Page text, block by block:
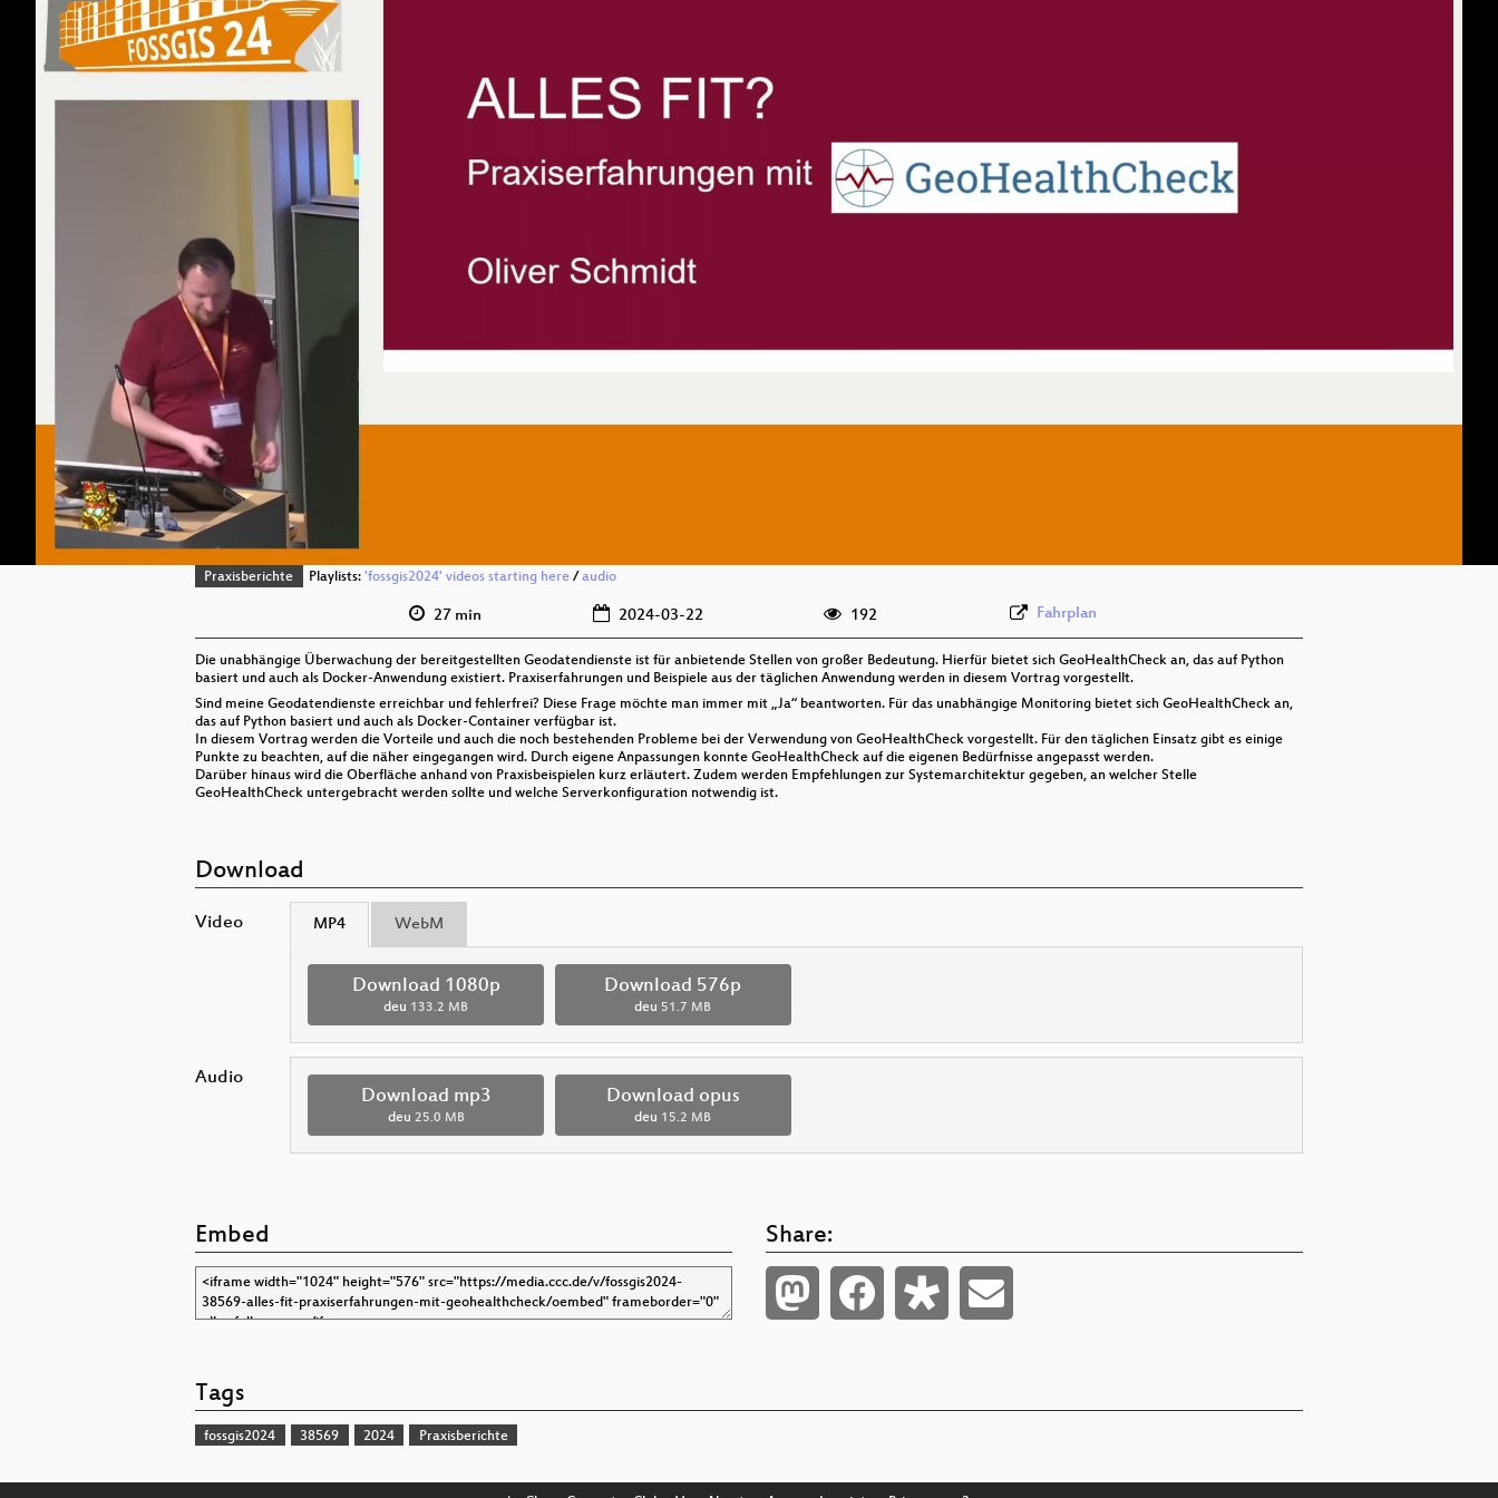
Praxisberichte Playlists: 'fossgis2024' videos starting here/ audio
27 min 2024-03-22 192 Fahrplan
Die unabhängige Überwachung der bereitgestellten Geodatendienste ist für anbietende Stellen von großer Bedeutung. Hierfür bietet sich GeoHealthCheck an, das auf Python
basiert und auch als Docker-Anwendung existiert. Praxiserfahrungen und Beispiele aus der täglichen Anwendung werden in diesem Vortrag vorgestellt.
Sind meine Geodatendienste erreichbar und fehlerfrei? Diese Frage möchte man immer mit „Ja“ beantworten. Für das unabhängige Monitoring bietet sich GeoHealthCheck an,
das auf Python basiert und auch als Docker-Container verfügbar ist.
In diesem Vortrag werden die Vorteile und auch die noch bestehenden Probleme bei der Verwendung von GeoHealthCheck vorgestellt. Für den täglichen Einsatz gibt es einige
Punkte zu beachten, auf die näher eingegangen wird. Durch eigene Anpassungen konnte GeoHealthCheck auf die eigenen Bedürfnisse angepasst werden.
Darüber hinaus wird die Oberfläche anhand von Praxisbeispielen kurz erläutert. Zudem werden Empfehlungen zur Systemarchitektur gegeben, an welcher Stelle
GeoHealthCheck untergebracht werden sollte und welche Serverkonfiguration notwendig ist.
Download
Video MP4 WebM
Download 1080p
deu 133.2 MB
Download 576p
deu 51.7 MB
Audio
Download mp3
deu 25.0 MB
Download opus
deu 15.2 MB
Embed Share:
Tags
fossgis2024 38569 2024 Praxisberichte